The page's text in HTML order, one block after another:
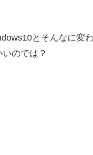
とそんなに変
のでは？